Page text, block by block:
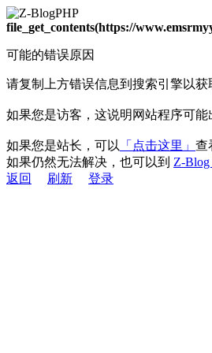
file_get_contents(https://
可能的错误原因
请复制上方错误信息到搜索引擎以
如果您是访客，这说明网站程序可
如果您是站长，可以 「点击这里」 查
如果仍然无法解决，也可以到 Z-
返回
刷新 登录